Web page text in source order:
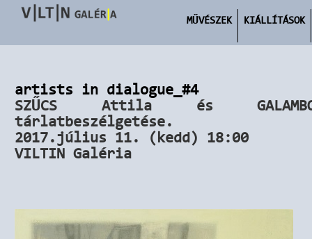
MŰVÉSZEK KIÁLLÍTÁSOK
artists in dialogue_#4
SZŰCS Attila és
tárlatbeszélgetése.
2017.július 11. (kedd) 18:00
VILTIN Galéria